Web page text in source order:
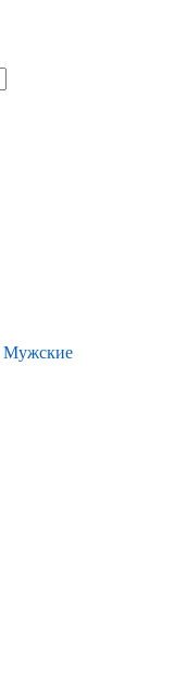
Мужские